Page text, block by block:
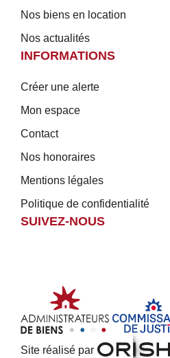
Nos biens en location
Nos actualités
INFORMATIONS
Créer une alerte
Mon espace
Contact
Nos honoraires
Mentions légales
Politique de confidentialité
SUIVEZ-NOUS
Site réalisé par